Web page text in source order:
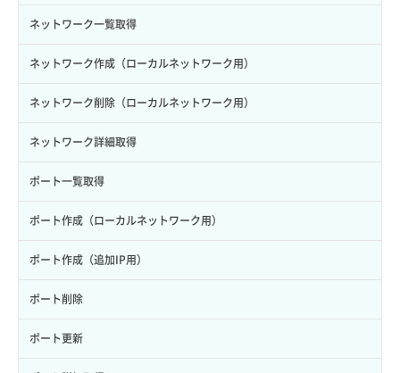
ボリューム詳細取得
自動バックアップ有効化
自動バックアップ無効化
サーバープラン詳細取得
サーバーメタデータ取得
サーバーメタデータ更新（ネームタグ変更）
サーバー一覧取得
サーバー作成
サーバー再構築（OS再インストール）
サーバー利用状況グラフ（CPU）
サーバー利用状況グラフ（ディスクIO）
サーバー利用状況グラフ（トラフィック）
ネットワーク一覧取得
ネットワーク作成（ローカルネットワーク用）
ネットワーク削除（ローカルネットワーク用）
ネットワーク詳細取得
ポート一覧取得
ポート作成（ローカルネットワーク用）
ポート作成（追加IP用）
ポート削除
ポート更新